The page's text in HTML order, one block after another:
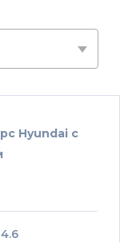
Hyundai с
4.6